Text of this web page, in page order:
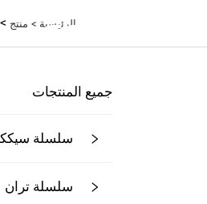
الرئيسية > منتج >
جميع المنتجات
سلسلة
سلسلة تران